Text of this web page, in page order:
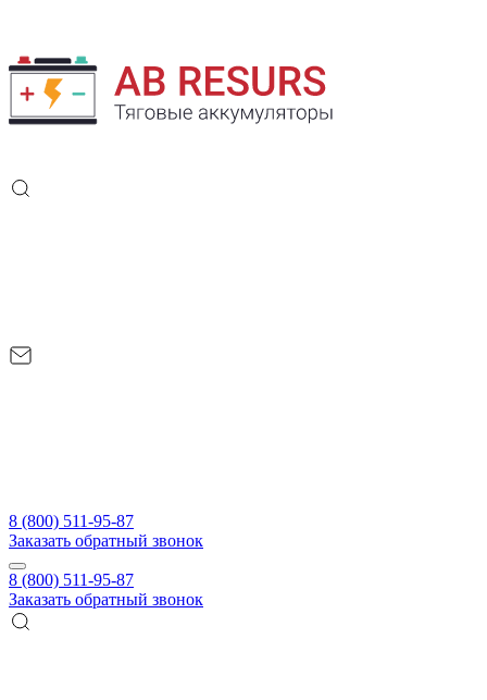
8 (800) 511-95-87
Заказать обратный звонок
8 (800) 511-95-87
Заказать обратный звонок